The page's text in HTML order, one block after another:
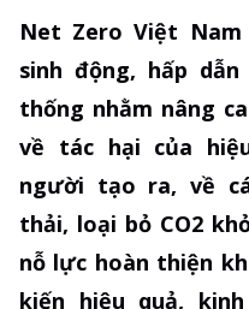
Net Zero Việt
sinh động, hấp
thống nhằm nâng
về tác hại của
người tạo ra, về
thải, loại bỏ CO2
nỗ lực hoàn thiện
kiến hiệu quả,